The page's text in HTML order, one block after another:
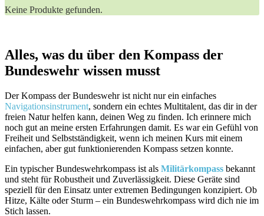
Keine Produkte gefunden.
Alles, was du über den Kompass der
Bundeswehr wissen musst
Der Kompass der Bundeswehr ist nicht nur ein einfaches
Navigationsinstrument, sondern ein echtes Multitalent, das dir in der
freien Natur helfen kann, deinen Weg zu finden. Ich erinnere mich
noch gut an meine ersten Erfahrungen damit. Es war ein Gefühl von
Freiheit und Selbstständigkeit, wenn ich meinen Kurs mit einem
einfachen, aber gut funktionierenden Kompass setzen konnte.
Ein typischer Bundeswehrkompass ist als Militärkompass bekannt
und steht für Robustheit und Zuverlässigkeit. Diese Geräte sind
speziell für den Einsatz unter extremen Bedingungen konzipiert. Ob
Hitze, Kälte oder Sturm – ein Bundeswehrkompass wird dich nie im
Stich lassen.